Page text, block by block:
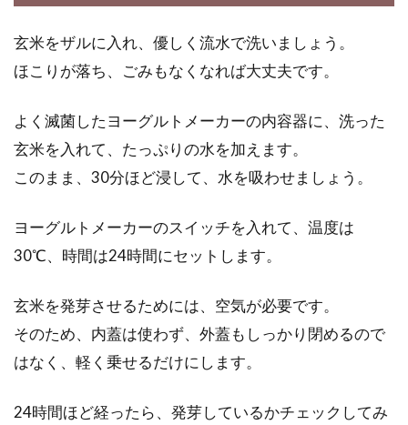
玄米をザルに入れ、優しく流水で洗いましょう。
ほこりが落ち、ごみもなくなれば大丈夫です。
よく滅菌したヨーグルトメーカーの内容器に、洗った
玄米を入れて、たっぷりの水を加えます。
このまま、30分ほど浸して、水を吸わせましょう。
ヨーグルトメーカーのスイッチを入れて、温度は
30℃、時間は24時間にセットします。
玄米を発芽させるためには、空気が必要です。
そのため、内蓋は使わず、外蓋もしっかり閉めるので
はなく、軽く乗せるだけにします。
24時間ほど経ったら、発芽しているかチェックしてみ